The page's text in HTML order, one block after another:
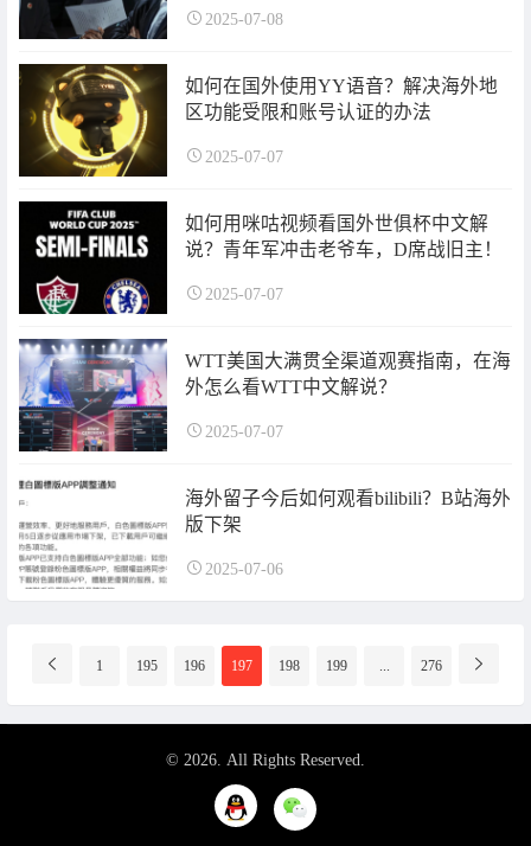
2025-07-08
如何在国外使用YY语音？解决海外地
区功能受限和账号认证的办法
2025-07-07
如何用咪咕视频看国外世俱杯中文解
说？青年军冲击老爷车，D席战旧主！
2025-07-07
WTT美国大满贯全渠道观赛指南，在海
外怎么看WTT中文解说？​
2025-07-07
海外留子今后如何观看bilibili？B站海外
版下架
2025-07-06
导
1 195 196 197 198 199 ... 276
© 2026. All Rights Reserved.